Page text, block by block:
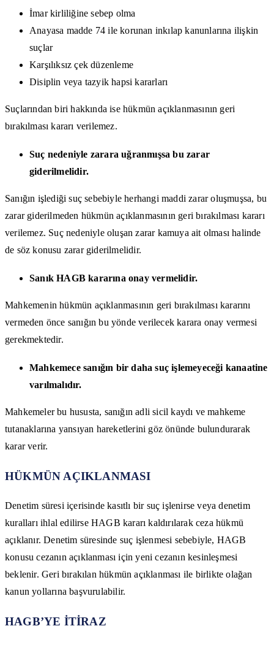
İmar kirliliğine sebep olma
Anayasa madde 74 ile korunan inkılap kanunlarına ilişkin
suçlar
Karşılıksız çek düzenleme
Disiplin veya tazyik hapsi kararları
Suçlarından biri hakkında ise hükmün açıklanmasının geri
bırakılması kararı verilemez.
Suç nedeniyle zarara uğranmışsa bu zarar
giderilmelidir.
Sanığın işlediği suç sebebiyle herhangi maddi zarar oluşmuşsa, bu
zarar giderilmeden hükmün açıklanmasının geri bırakılması kararı
verilemez. Suç nedeniyle oluşan zarar kamuya ait olması halinde
de söz konusu zarar giderilmelidir.
Sanık HAGB kararına onay vermelidir.
Mahkemenin hükmün açıklanmasının geri bırakılması kararını
vermeden önce sanığın bu yönde verilecek karara onay vermesi
gerekmektedir.
Mahkemece sanığın bir daha suç işlemeyeceği kanaatine
varılmalıdır.
Mahkemeler bu hususta, sanığın adli sicil kaydı ve mahkeme
tutanaklarına yansıyan hareketlerini göz önünde bulundurarak
karar verir.
HÜKMÜN AÇIKLANMASI
Denetim süresi içerisinde kasıtlı bir suç işlenirse veya denetim
kuralları ihlal edilirse HAGB kararı kaldırılarak ceza hükmü
açıklanır. Denetim süresinde suç işlenmesi sebebiyle, HAGB
konusu cezanın açıklanması için yeni cezanın kesinleşmesi
beklenir. Geri bırakılan hükmün açıklanması ile birlikte olağan
kanun yollarına başvurulabilir.
HAGB’YE İTİRAZ